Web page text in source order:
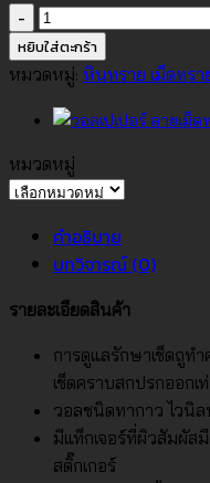
จำนวน
วอลเปเปอร์
ลาย
ทราย
No.27011-
8
ชิ้น
หยิบใส่ตะกร้า
หมวดหมู่: หินทราย เม็ดทรา
หมวดหมู่
หมวด
คำอธิบาย
บทวิจารณ์ (0)
รายละเอียดสินค้า
การดูแลรักษาเช็ดถูท
เช็ดคราบสกปรกออกเ
วอลชนิดทากาว ไวนิล
มีแท็กเจอร์ที่ผิวสัมผัส
สติ๊กเกอร์